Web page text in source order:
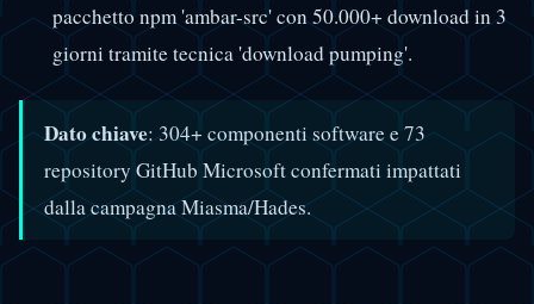
pacchetto npm 'ambar-src' con 50.000+ download in 3
giorni tramite tecnica 'download pumping'.
Dato chiave: 304+ componenti software e 73
repository GitHub Microsoft confermati impattati
dalla campagna Miasma/Hades.